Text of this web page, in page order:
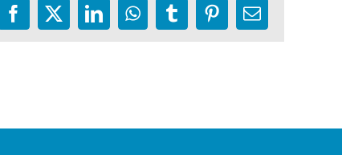
Facebook
X LinkedInWhatsApp
TumblrPinterest
E-